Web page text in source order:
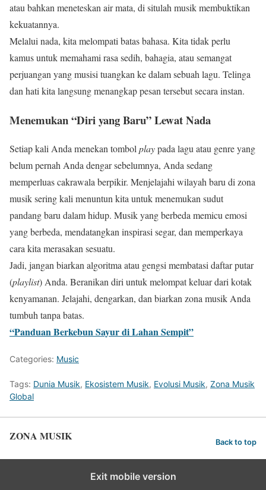
atau bahkan meneteskan air mata, di situlah musik membuktikan
kekuatannya.
Melalui nada, kita melompati batas bahasa. Kita tidak perlu
kamus untuk memahami rasa sedih, bahagia, atau semangat
perjuangan yang musisi tuangkan ke dalam sebuah lagu. Telinga
dan hati kita langsung menangkap pesan tersebut secara instan.
Menemukan “Diri yang Baru” Lewat Nada
Setiap kali Anda menekan tombolplaypada lagu atau genre yang
belum pernah Anda dengar sebelumnya, Anda sedang
memperluas cakrawala berpikir. Menjelajahi wilayah baru di zona
musik sering kali menuntun kita untuk menemukan sudut
pandang baru dalam hidup. Musik yang berbeda memicu emosi
yang berbeda, mendatangkan inspirasi segar, dan memperkaya
cara kita merasakan sesuatu.
Jadi, jangan biarkan algoritma atau gengsi membatasi daftar putar
(playlist) Anda. Beranikan diri untuk melompat keluar dari kotak
kenyamanan. Jelajahi, dengarkan, dan biarkan zona musik Anda
tumbuh tanpa batas.
“Panduan Berkebun Sayur di Lahan Sempit”
Categories: Music
Tags: Dunia Musik, Ekosistem Musik, Evolusi Musik, Zona Musik
Global
ZONA MUSIK Back to top
Exit mobile version